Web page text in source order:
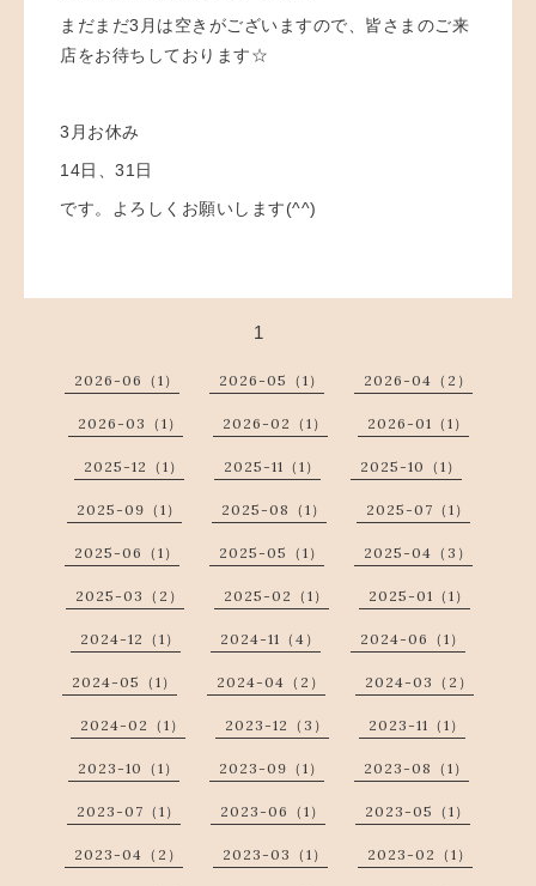
まだまだ3月は空きがございますので、皆さまのご来
店をお待ちしております☆
3月お休み
14日、31日
です。よろしくお願いします(^^)
1
2026-06（1） 2026-05（1） 2026-04（2）
2026-03（1） 2026-02（1） 2026-01（1）
2025-12（1） 2025-11（1） 2025-10（1）
2025-09（1） 2025-08（1） 2025-07（1）
2025-06（1） 2025-05（1） 2025-04（3）
2025-03（2） 2025-02（1） 2025-01（1）
2024-12（1） 2024-11（4） 2024-06（1）
2024-05（1） 2024-04（2） 2024-03（2）
2024-02（1） 2023-12（3） 2023-11（1）
2023-10（1） 2023-09（1） 2023-08（1）
2023-07（1） 2023-06（1） 2023-05（1）
2023-04（2） 2023-03（1） 2023-02（1）